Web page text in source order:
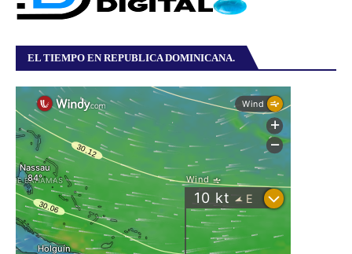
EL TIEMPO EN REPUBLICA DOMINICANA.